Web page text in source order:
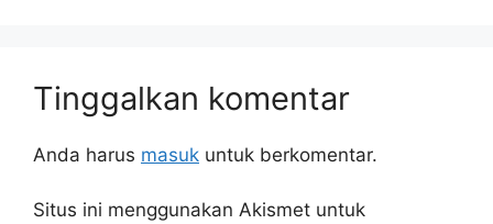
Tinggalkan komentar
Anda harus masuk untuk berkomentar.
Situs ini menggunakan Akismet untuk